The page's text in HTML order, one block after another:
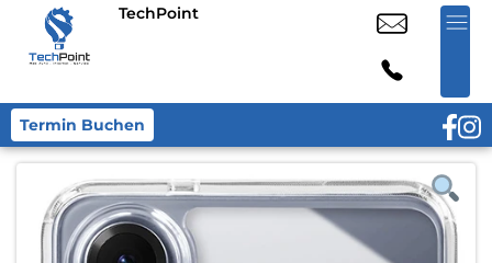
TechPoint
Termin Buchen